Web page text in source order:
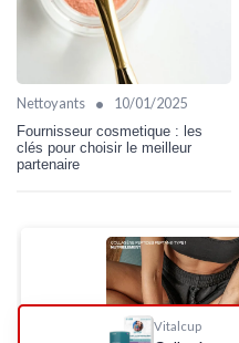
Nettoyants • 10/01/2025
Fournisseur cosmetique : les
clés pour choisir le meilleur
partenaire
Vitalcup